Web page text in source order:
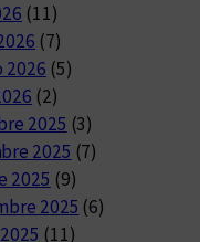
(11)
(7)
2026 (5)
(2)
2025 (3)
2025 (7)
2025 (9)
2025 (6)
(11)